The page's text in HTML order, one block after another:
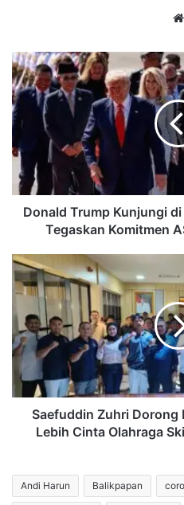
Donald
Trump
Kunjungi
di
Malaysia,
Anwar
Ibrahim
Tegaskan
Komitmen
ASEAN
Donald Trump Kunjungi
Tegaskan Komitmen
Saefuddin
Zuhri
Dorong
Pengurus
PSAWI
Kaltim
Lebih
Cinta
Olahraga
2025
Saefuddin Zuhri Dorong
Lebih Cinta Olahraga
Andi Harun Balikpapan